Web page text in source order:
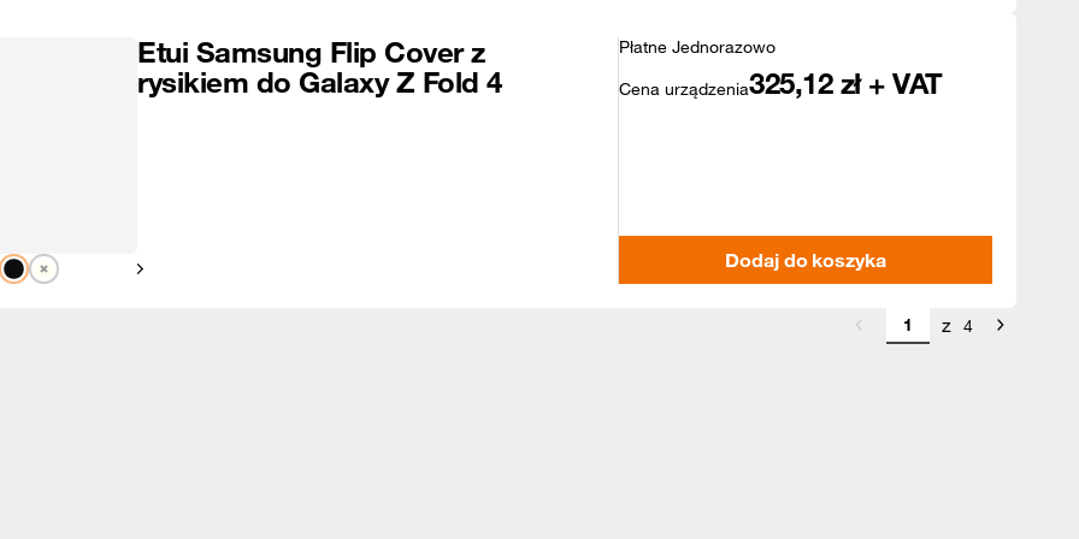
Pokaż następny
Etui Samsung Flip Cover z
rysikiem do Galaxy Z Fold 4
Płatne Jednorazowo
Cena urządzenia325,12 zł + VAT
Dodaj do koszyka
z 4